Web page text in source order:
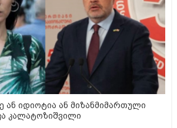
ან იდიოტია ან მიზანმიმართული
კალატოზიშვილი